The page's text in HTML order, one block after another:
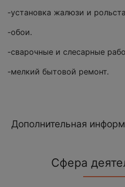
-установка жалюзи и
-обои.
-сварочные и слесарные
-мелкий бытовой ремонт.
Дополнительная
Сфера